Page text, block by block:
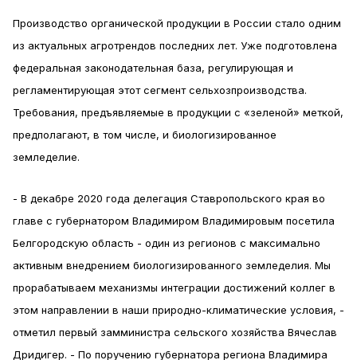
Производство органической продукции в России стало одним
из актуальных агротрендов последних лет. Уже подготовлена
федеральная законодательная база, регулирующая и
регламентирующая этот сегмент сельхозпроизводства.
Требования, предъявляемые в продукции с «зеленой» меткой,
предполагают, в том числе, и биологизированное
земледелие.
- В декабре 2020 года делегация Ставропольского края во
главе с губернатором Владимиром Владимировым посетила
Белгородскую область - один из регионов с максимально
активным внедрением биологизированного земледелия. Мы
прорабатываем механизмы интеграции достижений коллег в
этом направлении в наши природно-климатические условия, -
отметил первый замминистра сельского хозяйства Вячеслав
Дридигер. - По поручению губернатора региона Владимира